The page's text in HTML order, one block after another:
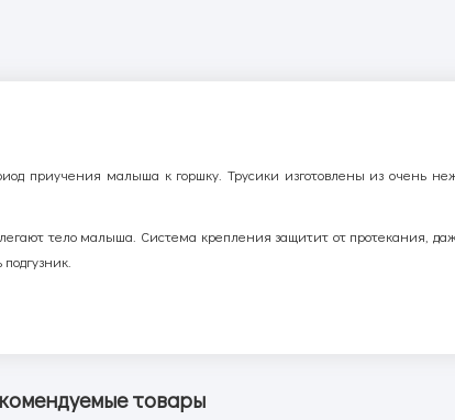
приучения малыша к горшку. Трусики изготовлены из очень
тело малыша. Система крепления защитит от протекания,
товары